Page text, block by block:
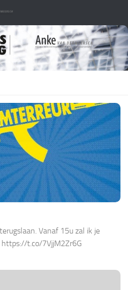
Vanaf 15u zal ik je
t.co/7VjjM2Zr6G